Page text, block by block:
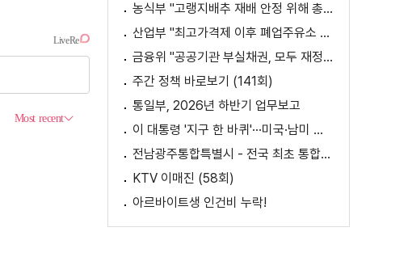
농식부 "고랭지배추 재배 안정 위해 총력···배추가격 점차 안정세"
산업부 "최고가격제 이후 폐업주유소 증가? 사실 아냐"
금융위 "공공기관 부실채권, 모두 재정으로 보전되는 것 아냐"
주간 정책 바로보기 (141회)
통일부, 2026년 하반기 업무보고
이 대통령 '지구 한 바퀴'···미국·남미 순방 성과는? / AX 대전환의 시대! 국민 위한 적극 행정은?
전남광주통합특별시 - 전국 최초 통합돌봄 모델
KTV 이매진 (58회)
아르바이트생 인건비 누락!